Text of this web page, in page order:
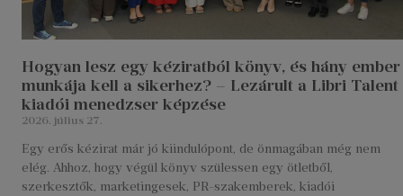
Hogyan lesz egy kéziratból könyv, és hány ember
munkája kell a sikerhez? – Lezárult a Libri Talent
kiadói menedzser képzése
2026. július 27.
Egy erős kézirat már jó kiindulópont, de önmagában még nem
elég. Ahhoz, hogy végül könyv szülessen egy ötletből,
szerkesztők, marketingesek, PR-szakemberek, kiadói